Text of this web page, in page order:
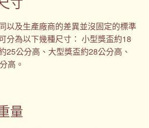
以及生產廠商的差異並沒固定的標準
分為以下幾種尺寸： 小型獎盃約18
25公分高、大型獎盃約28公分高、
高。
量